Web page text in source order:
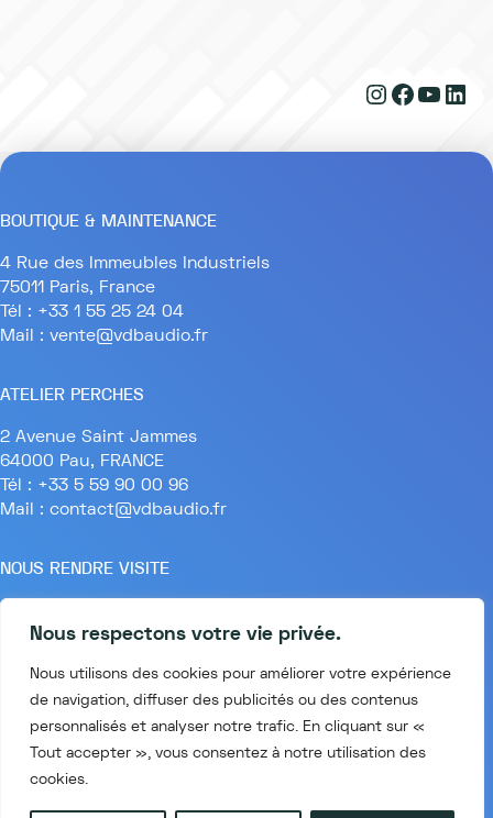
Nous respectons votre vie privée.
Nous utilisons des cookies pour améliorer votre expérience
de navigation, diffuser des publicités ou des contenus
personnalisés et analyser notre trafic. En cliquant sur «
Tout accepter », vous consentez à notre utilisation des
cookies.
Instagram
BOUTIQUE & MAINTENANCE
4 Rue des Immeubles Industriels
75011 Paris, France
Tél : +33 1 55 25 24 04
Mail : vente@vdbaudio.fr
ATELIER PERCHES
2 Avenue Saint Jammes
64000 Pau, FRANCE
Tél : +33 5 59 90 00 96
Mail : contact@vdbaudio.fr
NOUS RENDRE VISITE
9h30 à 18h
75011 PARIS, FRANCE
Mentions légales